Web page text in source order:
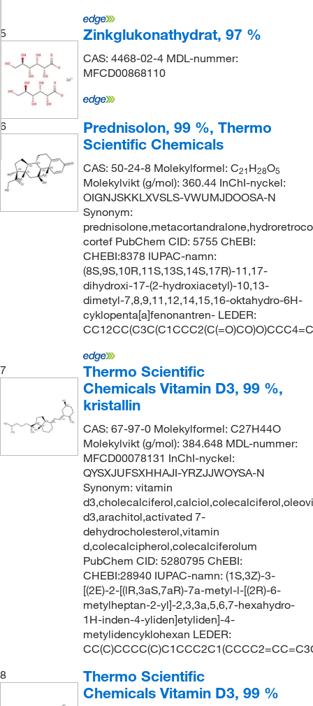
5 Zinkglukonathydrat, 97 %
CAS: 4468-02-4 MDL-nummer:
MFCD00868110
6
Prednisolon, 99 %, Thermo
Scientific Chemicals
CAS: 50-24-8 Molekylformel: C21H28O5
Molekylvikt (g/mol): 360.44 InChI-nyckel:
OIGNJSKKLXVSLS-VWUMJDOOSA-N
Synonym:
cortef PubChem CID: 5755 ChEBI:
CHEBI:8378 IUPAC-namn:
(8S,9S,10R,11S,13S,14S,17R)-11,17-
dihydroxi-17-(2-hydroxiacetyl)-10,13-
dimetyl-7,8,9,11,12,14,15,16-oktahydro-6H-
cyklopenta[a]fenonantren- LEDER:
7
Thermo Scientific
Chemicals Vitamin D3, 99 %,
kristallin
CAS: 67-97-0 Molekylformel: C27H44O
Molekylvikt (g/mol): 384.648 MDL-nummer:
MFCD00078131 InChI-nyckel:
QYSXJUFSXHHAJI-YRZJJWOYSA-N
Synonym: vitamin
d3,arachitol,activated 7-
dehydrocholesterol,vitamin
d,colecalcipherol,colecalciferolum
PubChem CID: 5280795 ChEBI:
CHEBI:28940 IUPAC-namn: (1S,3Z)-3-
[(2E)-2-[(lR,3aS,7aR)-7a-metyl-l-[(2R)-6-
metylheptan-2-yl]-2,3,3a,5,6,7-hexahydro-
1H-inden-4-yliden]etyliden]-4-
metylidencyklohexan LEDER:
8
Thermo Scientific
Chemicals Vitamin D3, 99 %